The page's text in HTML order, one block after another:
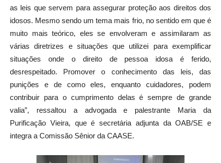
as leis que servem para assegurar proteção aos direitos dos
idosos. Mesmo sendo um tema mais frio, no sentido em que é
muito mais teórico, eles se envolveram e assimilaram as
várias diretrizes e situações que utilizei para exemplificar
situações onde o direito de pessoa idosa é ferido,
desrespeitado. Promover o conhecimento das leis, das
punições e de como eles, enquanto cuidadores, podem
contribuir para o cumprimento delas é sempre de grande
valia”, ressaltou a advogada e palestrante Maria da
Purificação Vieira, que é secretária adjunta da OAB/SE e
integra a Comissão Sênior da CAASE.